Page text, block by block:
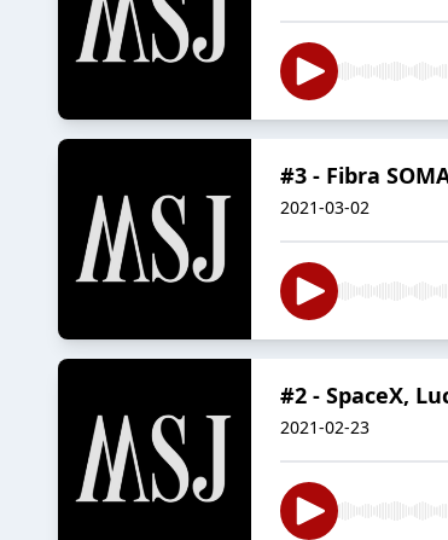
#3 - Fibra
2021-03-02
#2 - SpaceX,
2021-02-23